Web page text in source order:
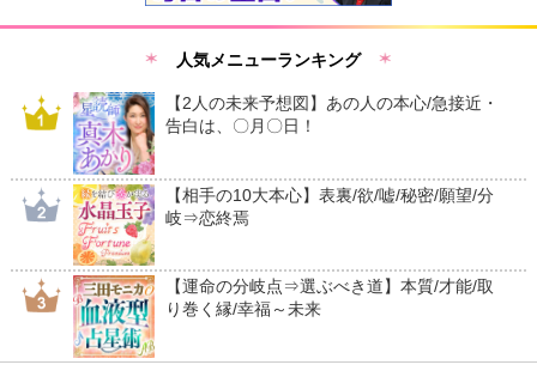
人気メニューランキング
【2人の未来予想図】あの人の本心/急接近・
告白は、〇月〇日！
【相手の10大本心】表裏/欲/嘘/秘密/願望/分
岐⇒恋終焉
【運命の分岐点⇒選ぶべき道】本質/才能/取
り巻く縁/幸福～未来